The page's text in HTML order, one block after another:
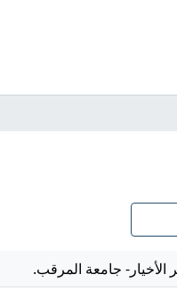
الأخيار- جامعة المرقب.